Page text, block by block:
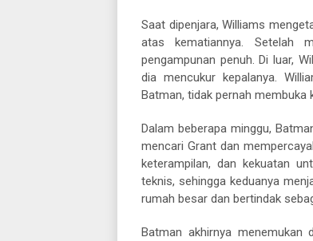
Saat dipenjara, Williams
atas kematiannya. Setelah
pengampunan penuh. Di luar,
dia mencukur kepalanya.
Batman, tidak pernah membuka
Dalam beberapa minggu,
mencari Grant dan
keterampilan, dan kekuatan
teknis, sehingga keduanya
rumah besar dan bertindak
Batman akhirnya